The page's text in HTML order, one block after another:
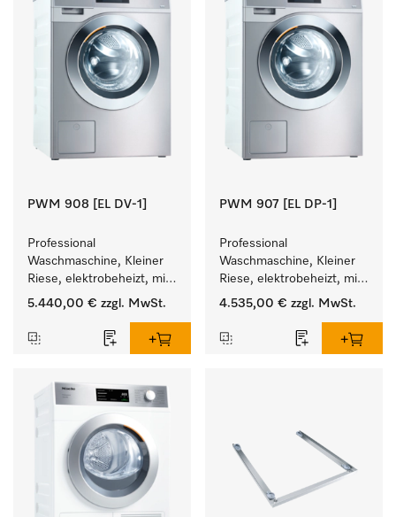
PWM 908 [EL DV-1]
Professional
Waschmaschine, Kleiner
Riese, elektrobeheizt, mit
Ablaufventil und
Programmen.
Leistung 8 kg  in 49 min .
5.440,00 € zzgl. MwSt.
PWM 907 [EL DP-1]
Professional
Waschmaschine, Kleiner
Riese, elektrobeheizt, mit
Ablaufpumpe und
Programmen.
Leistung 7 kg  in 49 min .
4.535,00 € zzgl. MwSt.